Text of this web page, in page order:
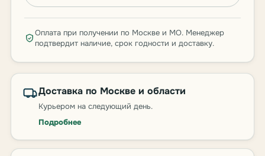
Оплата при получении по Москве и МО. Менеджер
подтвердит наличие, срок годности и доставку.
Доставка по Москве и области
Курьером на следующий день.
Подробнее